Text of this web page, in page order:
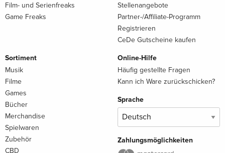
Film- und Serienfreaks
Game Freaks
Stellenangebote
Partner-/Affiliate-Programm
Registrieren
CeDe Gutscheine kaufen
Sortiment
Musik
Filme
Games
Bücher
Merchandise
Spielwaren
Zubehör
CBD
Online-Hilfe
Häufig gestellte Fragen
Kann ich Ware zurückschicken?
Sprache
Zahlungsmöglichkeiten